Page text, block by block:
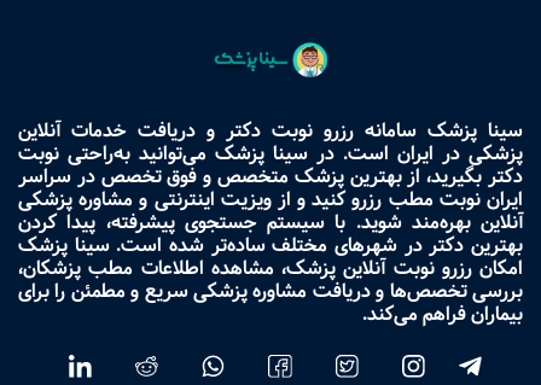
سینا پزشک سامانه رزرو نوبت دکتر و دریافت خدمات آنلاین
پزشکی در ایران است. در سینا پزشک می‌توانید به‌راحتی نوبت
دکتر بگیرید، از بهترین پزشک متخصص و فوق تخصص در سراسر
ایران نوبت مطب رزرو کنید و از ویزیت اینترنتی و مشاوره پزشکی
آنلاین بهره‌مند شوید. با سیستم جستجوی پیشرفته، پیدا کردن
بهترین دکتر در شهرهای مختلف ساده‌تر شده است. سینا پزشک
امکان رزرو نوبت آنلاین پزشک، مشاهده اطلاعات مطب پزشکان،
بررسی تخصص‌ها و دریافت مشاوره پزشکی سریع و مطمئن را برای
بیماران فراهم می‌کند.